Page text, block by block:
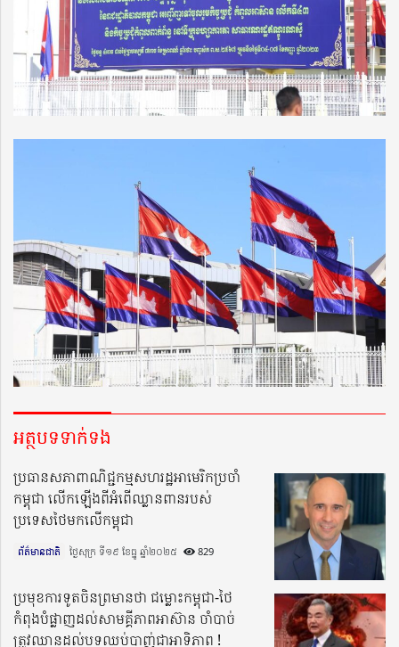
អត្ថបទទាក់ទង
ប្រធានសភាពាណិជ្ជកម្មសហរដ្ឋអាមេរិកប្រចាំ
កម្ពុជា លើកឡើងពីអំពើឈ្លានពានរបស់
ប្រទេសថៃមកលើកម្ពុជា
ព័ត៌មានជាតិ ថ្ងៃសុក្រ ទី១៩ ខែធ្នូ ឆ្នាំ២០២៥​ 829
ប្រមុខការទូតចិនព្រមានថា ជម្លោះកម្ពុជា-ថៃ
កំពុងបំផ្លាញដល់សាមគ្គីភាពអាស៊ាន ចាំបាច់
ត្រូវឈានដល់បទឈប់បាញ់ជាអាទិភាព !